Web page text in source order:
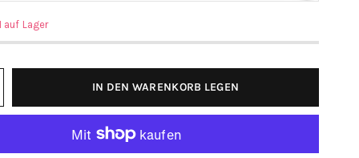
auf Lager
IN DEN WARENKORB LEGEN